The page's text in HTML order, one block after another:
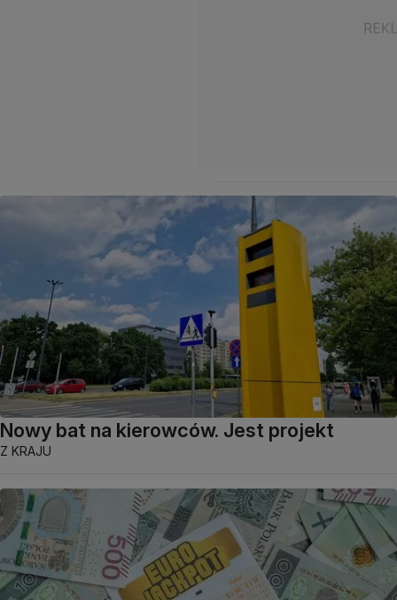
Nowy bat na kierowców. Jest projekt
Z KRAJU